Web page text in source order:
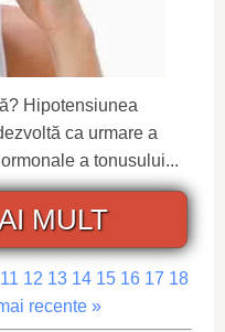
Hipotensiunea
ca urmare a
a tonusului...
MULT
11 12 13 14 15 16 17 18
recente »